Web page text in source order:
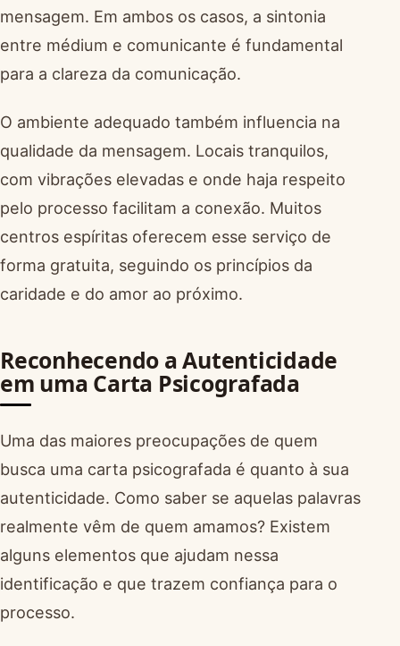
mensagem. Em ambos os casos, a sintonia
entre médium e comunicante é fundamental
para a clareza da comunicação.
O ambiente adequado também influencia na
qualidade da mensagem. Locais tranquilos,
com vibrações elevadas e onde haja respeito
pelo processo facilitam a conexão. Muitos
centros espíritas oferecem esse serviço de
forma gratuita, seguindo os princípios da
caridade e do amor ao próximo.
Reconhecendo a Autenticidade
em uma Carta Psicografada
Uma das maiores preocupações de quem
busca uma carta psicografada é quanto à sua
autenticidade. Como saber se aquelas palavras
realmente vêm de quem amamos? Existem
alguns elementos que ajudam nessa
identificação e que trazem confiança para o
processo.